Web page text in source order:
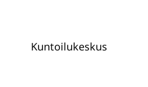
Kuntoilukeskus